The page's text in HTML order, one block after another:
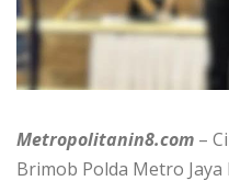
Metropolitanin8.com –
Brimob Polda Metro